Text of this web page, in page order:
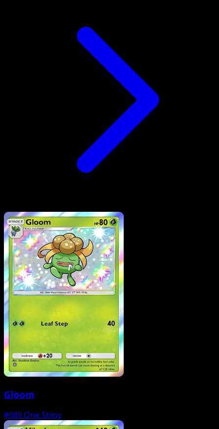
Gloom
#089 One Shiny